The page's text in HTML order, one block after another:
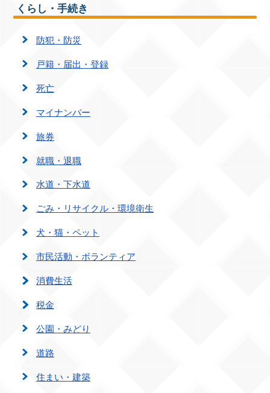
くらし・手続き
防犯・防災
戸籍・届出・登録
死亡
マイナンバー
旅券
就職・退職
水道・下水道
ごみ・リサイクル・環境衛生
犬・猫・ペット
市民活動・ボランティア
消費生活
税金
公園・みどり
道路
住まい・建築